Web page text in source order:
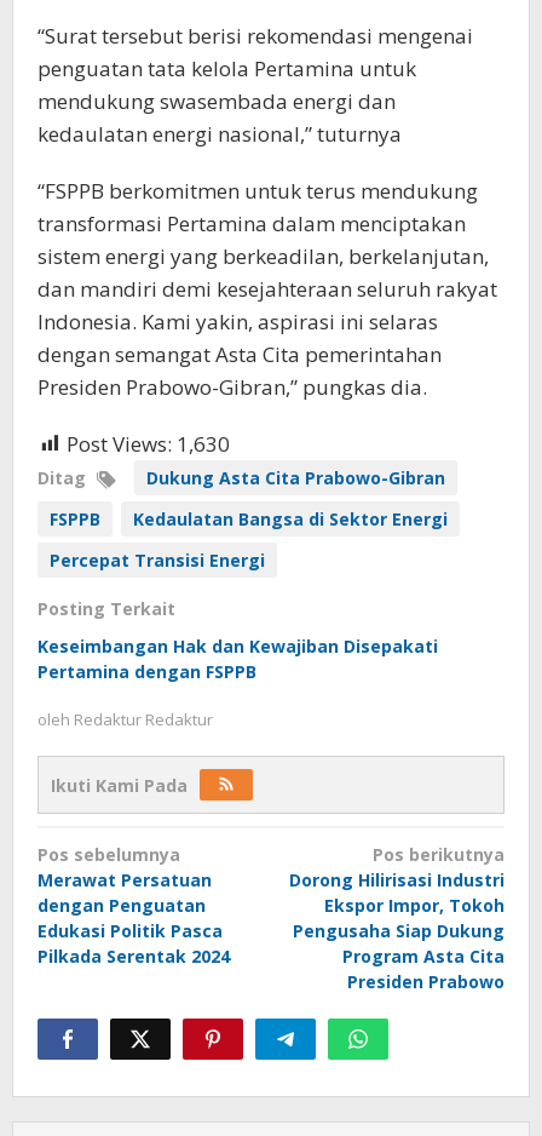
“Surat tersebut berisi rekomendasi mengenai
penguatan tata kelola Pertamina untuk
mendukung swasembada energi dan
kedaulatan energi nasional,” tuturnya
“FSPPB berkomitmen untuk terus mendukung
transformasi Pertamina dalam menciptakan
sistem energi yang berkeadilan, berkelanjutan,
dan mandiri demi kesejahteraan seluruh rakyat
Indonesia. Kami yakin, aspirasi ini selaras
dengan semangat Asta Cita pemerintahan
Presiden Prabowo-Gibran,” pungkas dia.
Post Views: 1,630
Ditag
Dukung Asta Cita Prabowo-Gibran
FSPPB
Kedaulatan Bangsa di Sektor Energi
Percepat Transisi Energi
Posting Terkait
Keseimbangan Hak dan Kewajiban Disepakati
Pertamina dengan FSPPB
oleh Redaktur Redaktur
Ikuti Kami Pada
Navigasi
pos
Pos sebelumnya
Merawat Persatuan
dengan Penguatan
Edukasi Politik Pasca
Pilkada Serentak 2024
Pos berikutnya
Dorong Hilirisasi Industri
Ekspor Impor, Tokoh
Pengusaha Siap Dukung
Program Asta Cita
Presiden Prabowo